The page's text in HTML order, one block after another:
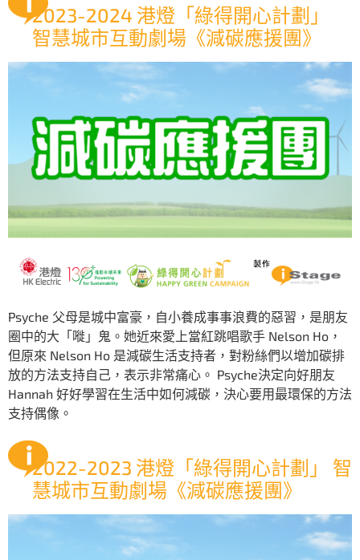
2023-2024 港燈「綠得開心計劃」
智慧城市互動劇場《減碳應援團》
Psyche 父母是城中富豪，自小養成事事浪費的惡習，是朋友
圈中的大「嘥」鬼。她近來愛上當紅跳唱歌手 Nelson Ho，
但原來 Nelson Ho 是減碳生活支持者，對粉絲們以增加碳排
放的方法支持自己，表示非常痛心。 Psyche決定向好朋友
Hannah 好好學習在生活中如何減碳，決心要用最環保的方法
支持偶像。
2022-2023 港燈「綠得開心計劃」 智
慧城市互動劇場《減碳應援團》